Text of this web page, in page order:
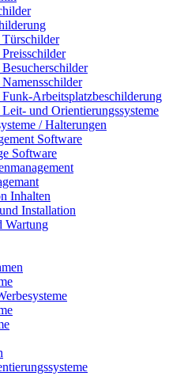
Arbeitsplatzbeschilderung
und Orientierungssysteme
/ Halterungen
Software
Software
Inhalten
Installation
Wartung